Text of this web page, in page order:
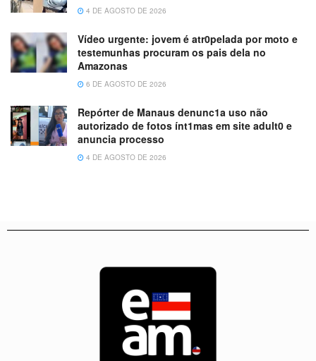
4 DE AGOSTO DE 2026
Vídeo urgente: jovem é atr0pelada por moto e
testemunhas procuram os pais dela no
Amazonas
6 DE AGOSTO DE 2026
Repórter de Manaus denunc1a uso não
autorizado de fotos ínt1mas em site adult0 e
anuncia processo
4 DE AGOSTO DE 2026